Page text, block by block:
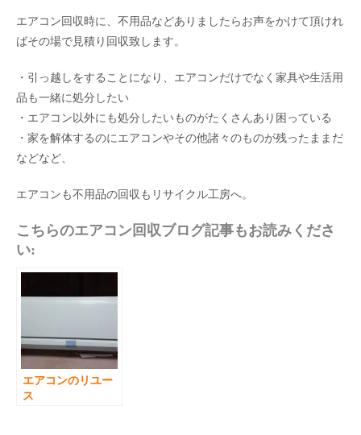
エアコン回収時に、不用品などありましたらお声をかけて頂けれ
ばその場で見積り回収致します。
・引っ越しをすることになり、エアコンだけでなく家具や生活用
品も一緒に処分したい
・エアコン以外にも処分したいものがたくさんあり困っている
・家を解体するのにエアコンやその他諸々のものが残ったままだ
などなど、
エアコンも不用品の回収もリサイクル工房へ。
こちらのエアコン回収ブログ記事もお読みくださ
い:
エアコンのリユー
ス